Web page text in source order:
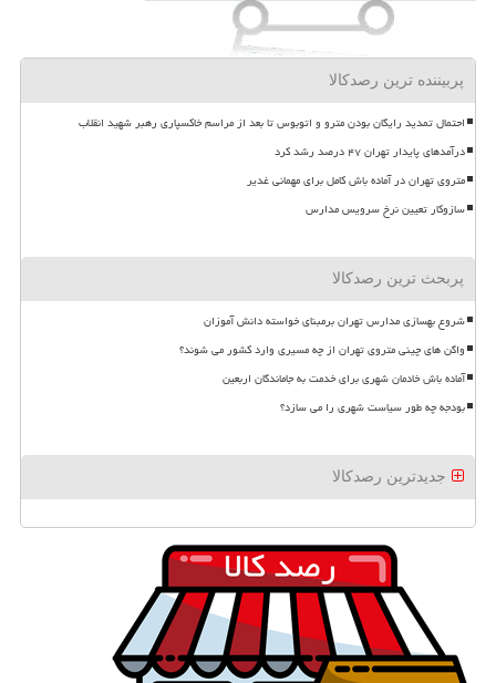
پربیننده ترین رصدکالا
احتمال تمدید رایگان بودن مترو و اتوبوس تا بعد از مراسم خاکسپاری رهبر شهید انقلاب
درآمدهای پایدار تهران ۴۷ درصد رشد کرد
متروی تهران در آماده باش کامل برای مهمانی غدیر
سازوکار تعیین نرخ سرویس مدارس
پربحث ترین رصدکالا
شروع بهسازی مدارس تهران برمبنای خواسته دانش آموزان
واگن های چینی متروی تهران از چه مسیری وارد کشور می شوند؟
آماده باش خادمان شهری برای خدمت به جاماندگان اربعین
بودجه چه طور سیاست شهری را می سازد؟
جدیدترین رصدکالا